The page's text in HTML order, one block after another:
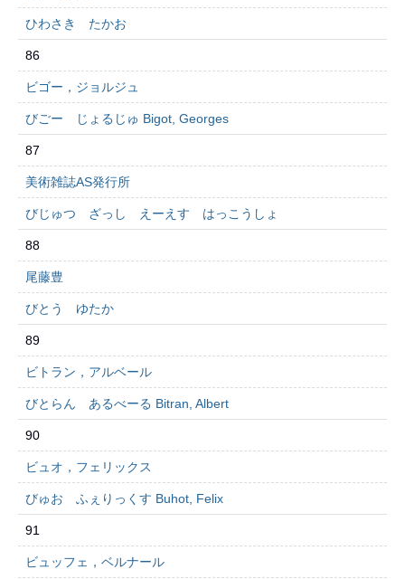
ひわさき たかお
86
ビゴー，ジョルジュ
びごー じょるじゅ Bigot, Georges
87
美術雑誌AS発行所
びじゅつ ざっし えーえす はっこうしょ
88
尾藤豊
びとう ゆたか
89
ビトラン，アルベール
びとらん あるべーる Bitran, Albert
90
ビュオ，フェリックス
びゅお ふぇりっくす Buhot, Felix
91
ビュッフェ，ベルナール